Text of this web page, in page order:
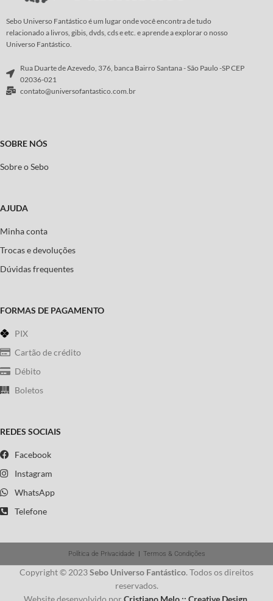
Sebo Universo Fantástico é um lugar onde você encontra de tudo
relacionado a livros, gibis, dvds, cds e etc. e aprende a explorar o nosso
Universo Fantástico.
Rua Duarte de Azevedo, 376, banca Bairro Santana - São Paulo -SP CEP
02036-021
contato@universofantastico.com.br
SOBRE NÓS
Sobre o Sebo
AJUDA
Minha conta
Trocas e devoluções
Dúvidas frequentes
FORMAS DE PAGAMENTO
PIX
Cartão de crédito
Débito
Boletos
REDES SOCIAIS
Facebook
Instagram
WhatsApp
Telefone
Política de Privacidade | Termos & Condições
Copyright © 2023Sebo Universo Fantástico. Todos os direitos
reservados.
Website desenvolvido por Cristiano Melo :: Creative Design